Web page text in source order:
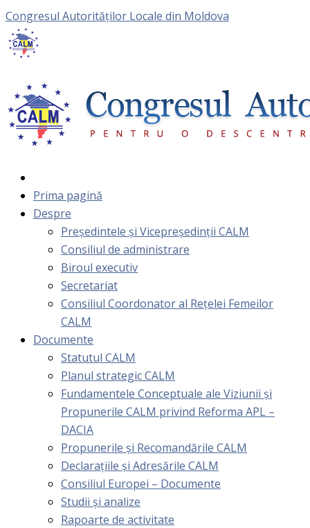
Congresul Autorităţilor Locale din Moldova
Prima pagină
Despre
Președintele și Vicepreședinții CALM
Consiliul de administrare
Biroul executiv
Secretariat
Consiliul Coordonator al Rețelei Femeilor
CALM
Documente
Statutul CALM
Planul strategic CALM
Fundamentele Conceptuale ale Viziunii și
Propunerile CALM privind Reforma APL –
DACIA
Propunerile și Recomandările CALM
Declarațiile și Adresările CALM
Consiliul Europei – Documente
Studii și analize
Rapoarte de activitate